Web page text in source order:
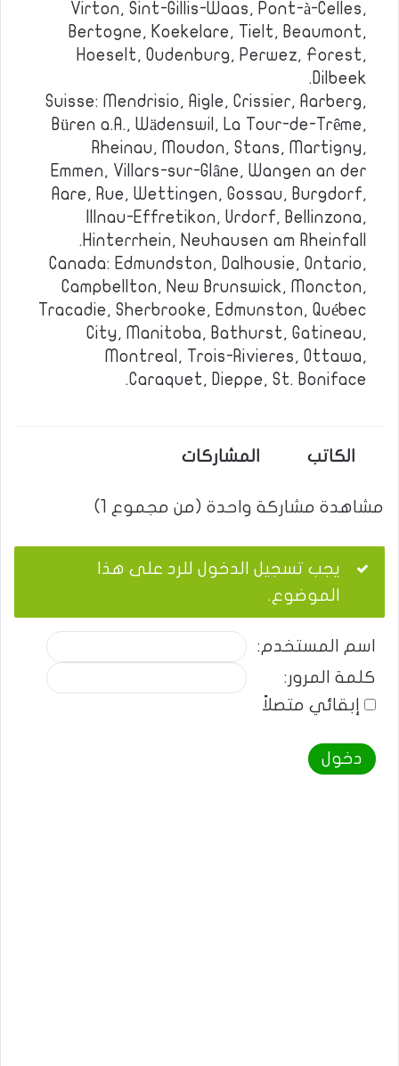
Virton, Sint-Gillis-Waas, Pont-à-Celles,
Bertogne, Koekelare, Tielt, Beaumont,
Hoeselt, Oudenburg, Perwez, Forest,
Dilbeek.
Suisse: Mendrisio, Aigle, Crissier, Aarberg,
Büren a.A., Wädenswil, La Tour-de-Trême,
Rheinau, Moudon, Stans, Martigny,
Emmen, Villars-sur-Glâne, Wangen an der
Aare, Rue, Wettingen, Gossau, Burgdorf,
Illnau-Effretikon, Urdorf, Bellinzona,
Hinterrhein, Neuhausen am Rheinfall.
Canada: Edmundston, Dalhousie, Ontario,
Campbellton, New Brunswick, Moncton,
Tracadie, Sherbrooke, Edmunston, Québec
City, Manitoba, Bathurst, Gatineau,
Montreal, Trois-Rivieres, Ottawa,
Caraquet, Dieppe, St. Boniface.
الكاتب المشاركات
مشاهدة مشاركة واحدة (من مجموع 1)
يجب تسجيل الدخول للرد على هذا
الموضوع.
اسم المستخدم:
كلمة المرور:
إبقائي متصلاً
دخول